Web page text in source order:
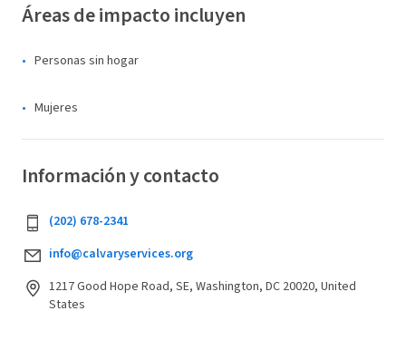
Áreas de impacto incluyen
Personas sin hogar
Mujeres
Información y contacto
(202) 678-2341
info@calvaryservices.org
1217 Good Hope Road, SE, Washington, DC 20020, United
States